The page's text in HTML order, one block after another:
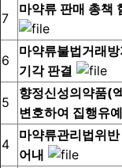
7
마약류 판매 총책
6
마약류불법거래
기각 판결
5
향정신성의약품(
변호하여 집행유
4
마약류관리법위
어내